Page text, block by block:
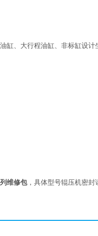
缸、大行程油缸、非标缸设计
维修包，具体型号辊压机密封